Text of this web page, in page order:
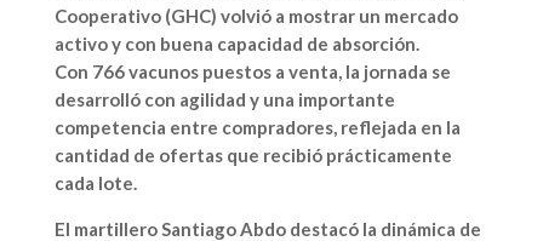
Cooperativo (GHC) volvió a mostrar un mercado
activo y con buena capacidad de absorción.
Con 766 vacunos puestos a venta, la jornada se
desarrolló con agilidad y una importante
competencia entre compradores, reflejada en la
cantidad de ofertas que recibió prácticamente
cada lote.
El martilleroSantiago Abdo destacó la dinámica de